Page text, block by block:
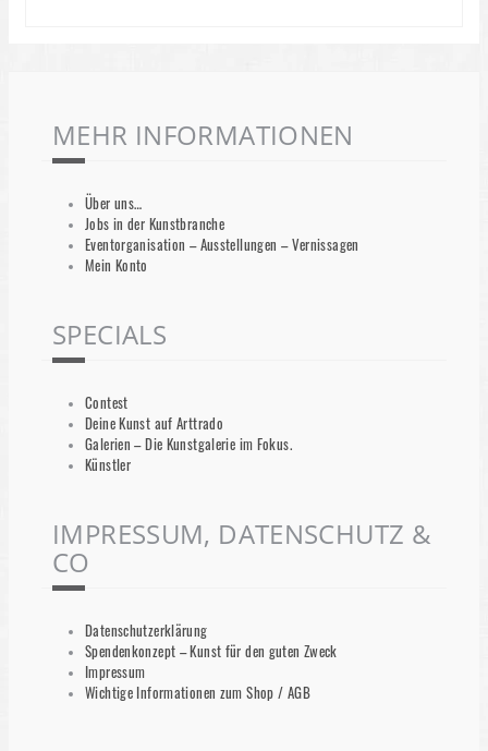
MEHR INFORMATIONEN
Über uns…
Jobs in der Kunstbranche
Eventorganisation – Ausstellungen – Vernissagen
Mein Konto
SPECIALS
Contest
Deine Kunst auf Arttrado
Galerien – Die Kunstgalerie im Fokus.
Künstler
IMPRESSUM, DATENSCHUTZ &
CO
Datenschutzerklärung
Spendenkonzept – Kunst für den guten Zweck
Impressum
Wichtige Informationen zum Shop / AGB